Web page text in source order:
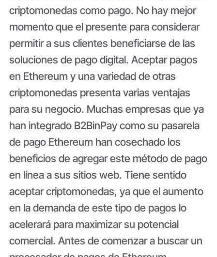
criptomonedas como pago. No hay mejor
momento que el presente para considerar
permitir a sus clientes beneficiarse de las
soluciones de pago digital. Aceptar pagos
en Ethereum y una variedad de otras
criptomonedas presenta varias ventajas
para su negocio. Muchas empresas que ya
han integrado B2BinPay como su pasarela
de pago Ethereum han cosechado los
beneficios de agregar este método de pago
en línea a sus sitios web. Tiene sentido
aceptar criptomonedas, ya que el aumento
en la demanda de este tipo de pagos lo
acelerará para maximizar su potencial
comercial. Antes de comenzar a buscar un